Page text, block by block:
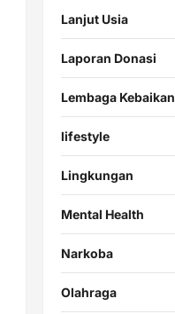
Lanjut Usia
Laporan Donasi
Lembaga Kebaikan
lifestyle
Lingkungan
Mental Health
Narkoba
Olahraga